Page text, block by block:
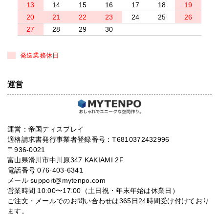
13
14 15 16 17 18
19
20
21 22 23 24 25
26
27
28 29 30
発送業務休日
運営
運営：帝国ディスプレイ
適格請求書発行事業者登録番号：T6810372432996
〒936-0021
富山県滑川市中川原347 KAKIAMI 2F
電話番号 076-403-6341
メール support@mytenpo.com
営業時間 10:00〜17:00（土日祝・年末年始は休業日）
ご注文・メールでのお問い合わせは365日24時間受け付けており
ます。